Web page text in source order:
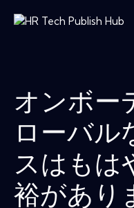
オンボー
ローバル
スはもは
裕があり